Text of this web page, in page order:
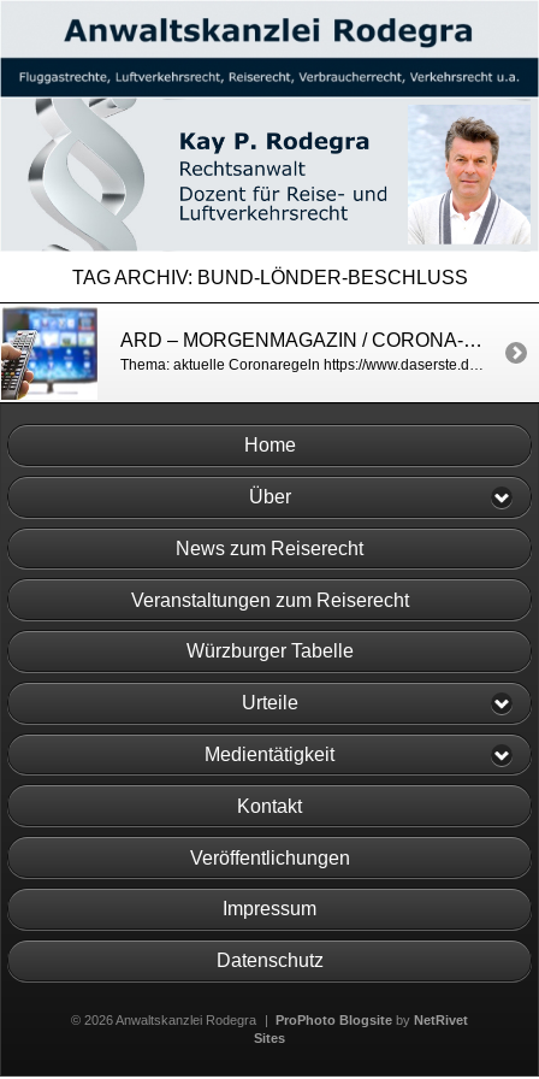
TAG ARCHIV: BUND-LÖNDER-BESCHLUSS
ARD – MORGENMAGAZIN / CORONA-UPDATE
Thema: aktuelle Coronaregeln https://www.daserste.de/information/politik-weltgeschehen/morgenmagazin/videos/Service-Rechtsfragen-Corona-100.html
Home
Über
News zum Reiserecht
Veranstaltungen zum Reiserecht
Würzburger Tabelle
Urteile
Medientätigkeit
Kontakt
Veröffentlichungen
Impressum
Datenschutz
© 2026 Anwaltskanzlei Rodegra | ProPhoto Blogsite byNetRivet
Sites